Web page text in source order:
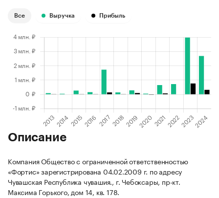
Все Выручка Прибыль
Описание
Компания Общество с ограниченной ответственностью
«Фортис» зарегистрирована 04.02.2009 г. по адресу
Чувашская Республика чувашия., г. Чебоксары, пр-кт.
Максима Горького, дом 14, кв. 178.